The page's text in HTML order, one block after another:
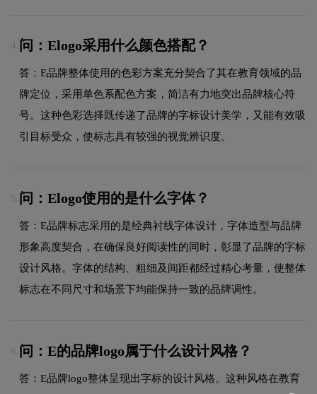
4. 问：Elogo采用什么颜色搭配？
答：E品牌整体使用的色彩方案充分契合了其在教育领域的品
牌定位，采用单色系配色方案，简洁有力地突出品牌核心符
号。这种色彩选择既传递了品牌的字标设计美学，又能有效吸
引目标受众，使标志具有较强的视觉辨识度。
5. 问：Elogo使用的是什么字体？
答：E品牌标志采用的是经典衬线字体设计，字体造型与品牌
形象高度契合，在确保良好阅读性的同时，彰显了品牌的字标
设计风格。字体的结构、粗细及间距都经过精心考量，使整体
标志在不同尺寸和场景下均能保持一致的品牌调性。
6. 问：E的品牌logo属于什么设计风格？
答：E品牌logo整体呈现出字标的设计风格。这种风格在教育